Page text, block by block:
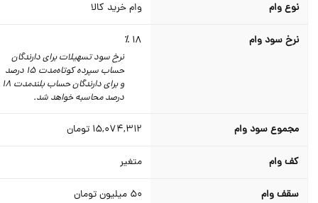
نوع وام وام خرید کالا
نرخ سود وام
نرخ سود تسهیلات برای دارندگان
حساب سپرده کوتاه‌مدت 15 درصد
و برای دارندگان حساب بلند‌‌مدت 18
درصد محاسبه خواهد شد.
مجموع سود وام 15,074,312 تومان
کف وام متغیر
سقف وام میلیون تومان